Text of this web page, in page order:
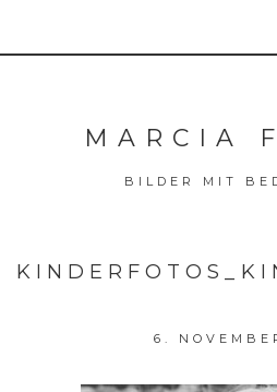
MARCIA
BILDER MIT
6.